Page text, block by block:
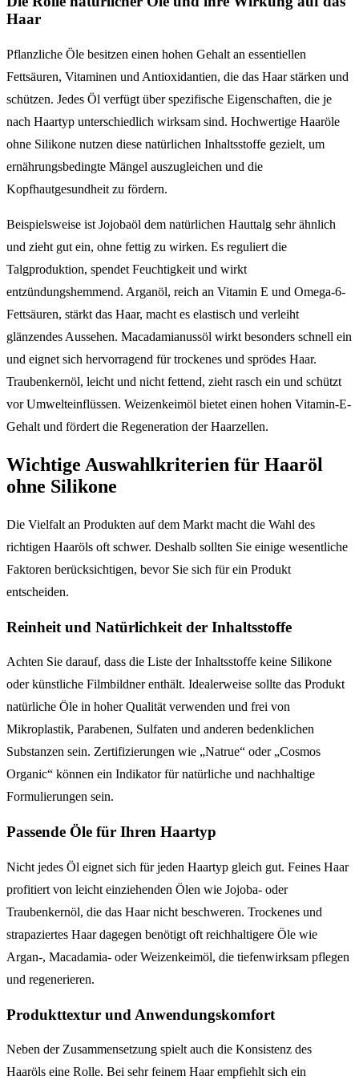
Haar
Pflanzliche Öle besitzen einen hohen Gehalt an essentiellen
Fettsäuren, Vitaminen und Antioxidantien, die das Haar stärken und
schützen. Jedes Öl verfügt über spezifische Eigenschaften, die je
nach Haartyp unterschiedlich wirksam sind. Hochwertige Haaröle
ohne Silikone nutzen diese natürlichen Inhaltsstoffe gezielt, um
ernährungsbedingte Mängel auszugleichen und die
Kopfhautgesundheit zu fördern.
Beispielsweise ist Jojobaöl dem natürlichen Hauttalg sehr ähnlich
und zieht gut ein, ohne fettig zu wirken. Es reguliert die
Talgproduktion, spendet Feuchtigkeit und wirkt
entzündungshemmend. Arganöl, reich an Vitamin E und Omega-6-
Fettsäuren, stärkt das Haar, macht es elastisch und verleiht
glänzendes Aussehen. Macadamianussöl wirkt besonders schnell ein
und eignet sich hervorragend für trockenes und sprödes Haar.
Traubenkernöl, leicht und nicht fettend, zieht rasch ein und schützt
vor Umwelteinflüssen. Weizenkeimöl bietet einen hohen Vitamin-E-
Gehalt und fördert die Regeneration der Haarzellen.
Wichtige Auswahlkriterien für Haaröl
ohne Silikone
Die Vielfalt an Produkten auf dem Markt macht die Wahl des
richtigen Haaröls oft schwer. Deshalb sollten Sie einige wesentliche
Faktoren berücksichtigen, bevor Sie sich für ein Produkt
entscheiden.
Reinheit und Natürlichkeit der Inhaltsstoffe
Achten Sie darauf, dass die Liste der Inhaltsstoffe keine Silikone
oder künstliche Filmbildner enthält. Idealerweise sollte das Produkt
natürliche Öle in hoher Qualität verwenden und frei von
Mikroplastik, Parabenen, Sulfaten und anderen bedenklichen
Substanzen sein. Zertifizierungen wie „Natrue“ oder „Cosmos
Organic“ können ein Indikator für natürliche und nachhaltige
Formulierungen sein.
Passende Öle für Ihren Haartyp
Nicht jedes Öl eignet sich für jeden Haartyp gleich gut. Feines Haar
profitiert von leicht einziehenden Ölen wie Jojoba- oder
Traubenkernöl, die das Haar nicht beschweren. Trockenes und
strapaziertes Haar dagegen benötigt oft reichhaltigere Öle wie
Argan-, Macadamia- oder Weizenkeimöl, die tiefenwirksam pflegen
und regenerieren.
Produkttextur und Anwendungskomfort
Neben der Zusammensetzung spielt auch die Konsistenz des
Haaröls eine Rolle. Bei sehr feinem Haar empfiehlt sich ein